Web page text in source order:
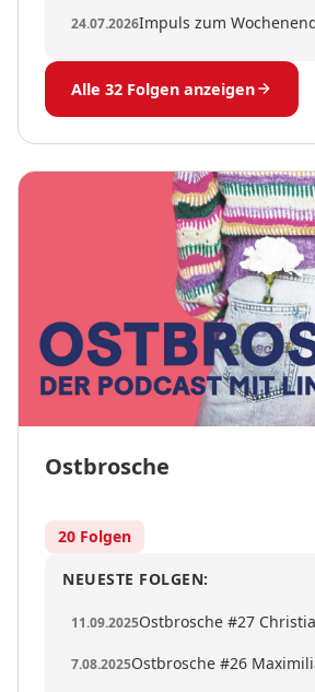
24.07.2026
Alle 32 Folgen anzeigen
Ostbrosche
20 Folgen
NEUESTE FOLGEN:
11.09.2025Ostbrosche #27
7.08.2025Ostbrosche #26